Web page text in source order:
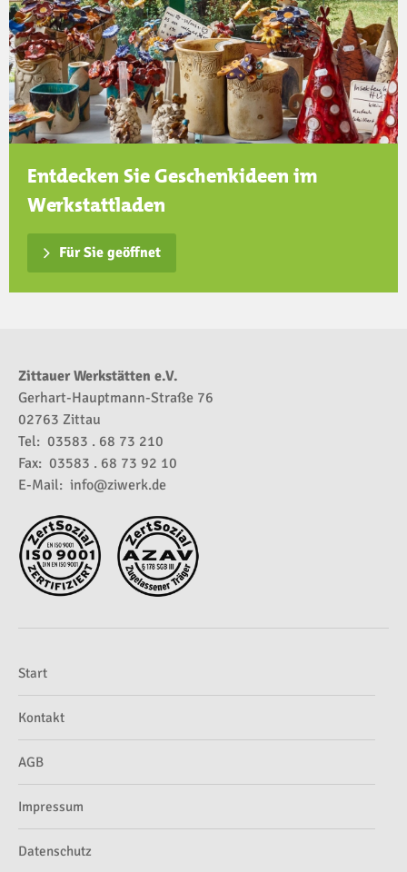
Entdecken Sie Geschenkideen im
Werkstattladen
Für Sie geöffnet
Zittauer Werkstätten e.V.
Gerhart-Hauptmann-Straße 76
02763 Zittau
Tel: 03583 . 68 73 210
Fax: 03583 . 68 73 92 10
E-Mail: info@ziwerk.de
Start
Kontakt
AGB
Impressum
Datenschutz